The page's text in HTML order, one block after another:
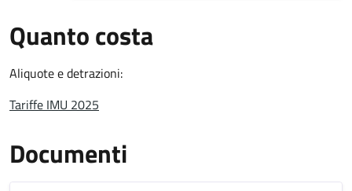
Quanto costa
Aliquote e detrazioni:
Tariffe IMU 2025
Documenti